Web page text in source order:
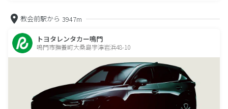
教会前駅から 3947m
トヨタレンタカー鳴門
鳴門市撫養町大桑島宇濘岩浜48-10